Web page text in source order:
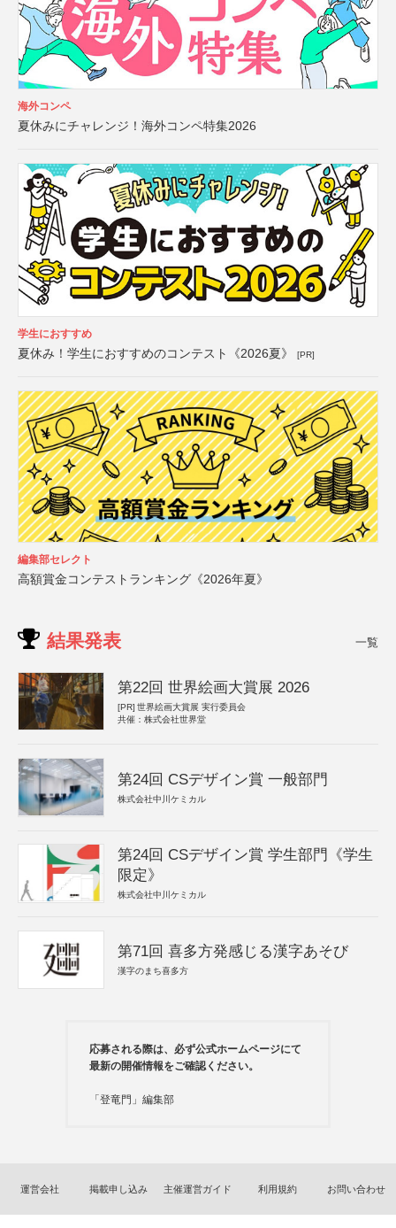
海外コンペ
夏休みにチャレンジ！海外コンペ特集2026
学生におすすめ
夏休み！学生におすすめのコンテスト《2026夏》 [PR]
編集部セレクト
高額賞金コンテストランキング《2026年夏》
結果発表 一覧
第22回 世界絵画大賞展 2026
[PR] 世界絵画大賞展 実行委員会
共催：株式会社世界堂
第24回 CSデザイン賞 一般部門
株式会社中川ケミカル
第24回 CSデザイン賞 学生部門《学生
限定》
株式会社中川ケミカル
第71回 喜多方発感じる漢字あそび
漢字のまち喜多方
応募される際は、必ず公式ホームページにて
最新の開催情報をご確認ください。
「登竜門」編集部
運営会社 掲載申し込み 主催運営ガイド 利用規約 お問い合わせ